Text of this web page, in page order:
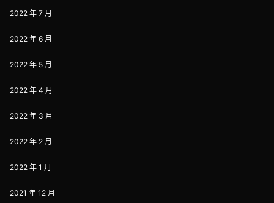
2022 年 7 月
2022 年 6 月
2022 年 5 月
2022 年 4 月
2022 年 3 月
2022 年 2 月
2022 年 1 月
2021 年 12 月